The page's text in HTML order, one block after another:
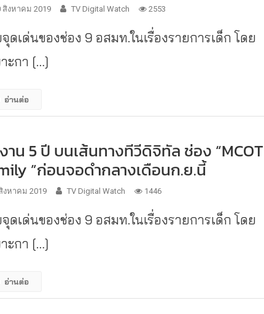
สิงหาคม 2019 TV Digital Watch 2553
ดเด่นของช่อง 9 อสมท.ในเรื่องรายการเด็ก โดย
ะกา […]
อ่านต่อ
าน 5 ปี บนเส้นทางทีวีดิจิทัล ช่อง “MCOT
”ก่อนจอดำกลางเดือนก.ย.นี้
งหาคม 2019 TV Digital Watch 1446
ดเด่นของช่อง 9 อสมท.ในเรื่องรายการเด็ก โดย
ะกา […]
อ่านต่อ